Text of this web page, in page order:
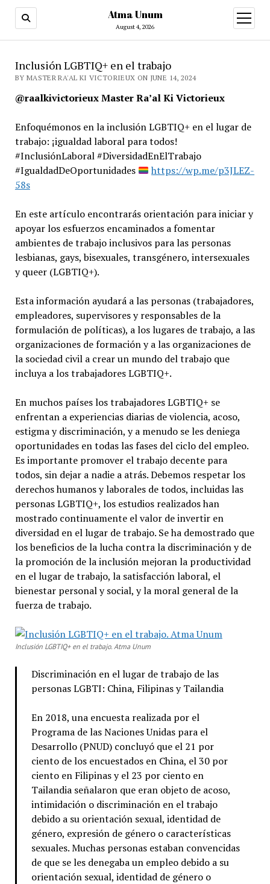
Atma Unum
August 4, 2026
open
menu
Inclusión LGBTIQ+ en el trabajo
BY MASTER RA'AL KI VICTORIEUX ON JUNE 14, 2024
@raalkivictorieux Master Ra’al Ki Victorieux
Enfoquémonos en la inclusión LGBTIQ+ en el lugar de
trabajo: ¡igualdad laboral para todos!
#InclusiónLaboral #DiversidadEnElTrabajo
#IgualdadDeOportunidades
https://wp.me/p3JLEZ-
58s
En este artículo encontrarás orientación para iniciar y
apoyar los esfuerzos encaminados a fomentar
ambientes de trabajo inclusivos para las personas
lesbianas, gays, bisexuales, transgénero, intersexuales
y queer (LGBTIQ+).
Esta información ayudará a las personas (trabajadores,
empleadores, supervisores y responsables de la
formulación de políticas), a los lugares de trabajo, a las
organizaciones de formación y a las organizaciones de
la sociedad civil a crear un mundo del trabajo que
incluya a los trabajadores LGBTIQ+.
En muchos países los trabajadores LGBTIQ+ se
enfrentan a experiencias diarias de violencia, acoso,
estigma y discriminación, y a menudo se les deniega
oportunidades en todas las fases del ciclo del empleo.
Es importante promover el trabajo decente para
todos, sin dejar a nadie a atrás. Debemos respetar los
derechos humanos y laborales de todos, incluidas las
personas LGBTIQ+, los estudios realizados han
mostrado continuamente el valor de invertir en
diversidad en el lugar de trabajo. Se ha demostrado que
los beneficios de la lucha contra la discriminación y de
la promoción de la inclusión mejoran la productividad
en el lugar de trabajo, la satisfacción laboral, el
bienestar personal y social, y la moral general de la
fuerza de trabajo.
Inclusión LGBTIQ+ en el trabajo. Atma Unum
Discriminación en el lugar de trabajo de las
personas LGBTI: China, Filipinas y Tailandia
En 2018, una encuesta realizada por el
Programa de las Naciones Unidas para el
Desarrollo (PNUD) concluyó que el 21 por
ciento de los encuestados en China, el 30 por
ciento en Filipinas y el 23 por ciento en
Tailandia señalaron que eran objeto de acoso,
intimidación o discriminación en el trabajo
debido a su orientación sexual, identidad de
género, expresión de género o características
sexuales. Muchas personas estaban convencidas
de que se les denegaba un empleo debido a su
orientación sexual, identidad de género o